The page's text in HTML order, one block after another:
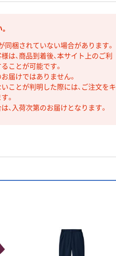
同梱されていない場合があります。
は、商品到着後、本サイト上のご利
ことが可能です。
届けではありません。
ことが判明した際には、ご注文をキ
。
、入荷次第のお届けとなります。